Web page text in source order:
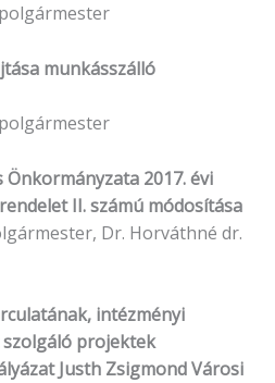
munkásszálló
2017. évi
II. számú módosítása
Dr. Horváthné dr.
intézményi
projektek
Justh Zsigmond Városi